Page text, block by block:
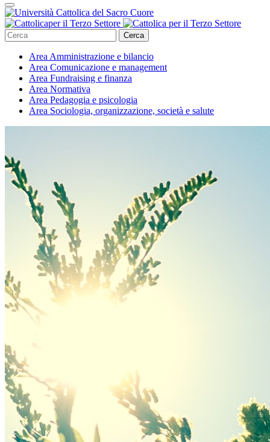
Cerca
AreaAmministrazione e bilancio
Area Comunicazione e management
Area Fundraising e finanza
Area Normativa
Area Pedagogia e psicologia
Area Sociologia, organizzazione, società e salute